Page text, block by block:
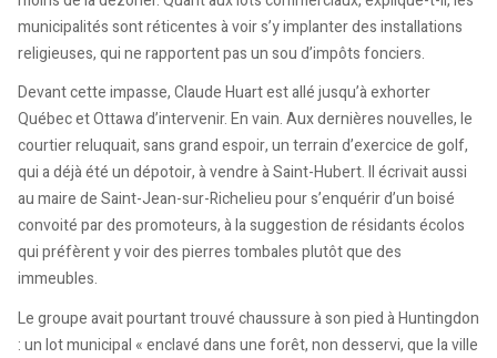
municipalités sont réticentes à voir s’y implanter des installations
religieuses, qui ne rapportent pas un sou d’impôts fonciers.
Devant cette impasse, Claude Huart est allé jusqu’à exhorter
Québec et Ottawa d’intervenir. En vain. Aux dernières nouvelles, le
courtier reluquait, sans grand espoir, un terrain d’exercice de golf,
qui a déjà été un dépotoir, à vendre à Saint-Hubert. Il écrivait aussi
au maire de Saint-Jean-sur-Richelieu pour s’enquérir d’un boisé
convoité par des promoteurs, à la suggestion de résidants écolos
qui préfèrent y voir des pierres tombales plutôt que des
immeubles.
Le groupe avait pourtant trouvé chaussure à son pied à Huntingdon
: un lot municipal « enclavé dans une forêt, non desservi, que la ville